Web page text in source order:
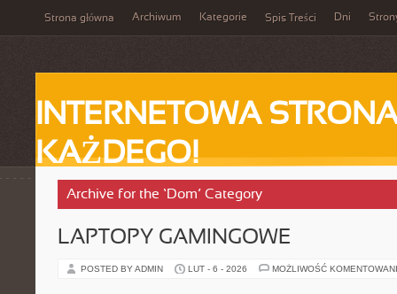
Strona główna Archiwum Kategorie Spis Treści Dni
INTERNETOWA
KAŻDEGO!
Archive for the ‘Dom’ Category
LAPTOPY GAMINGOWE
POSTED BY ADMIN LUT - 6 - 2026 MOŻLIWOŚĆ